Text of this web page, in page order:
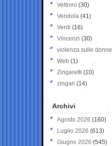
Veltroni (30)
Vendola (41)
Verdi (16)
Vincenzi (30)
violenza sulle donne
Web (1)
Zingaretti (10)
zingari (14)
Archivi
Agosto 2026 (160)
Luglio 2026 (613)
Giugno 2026 (545)